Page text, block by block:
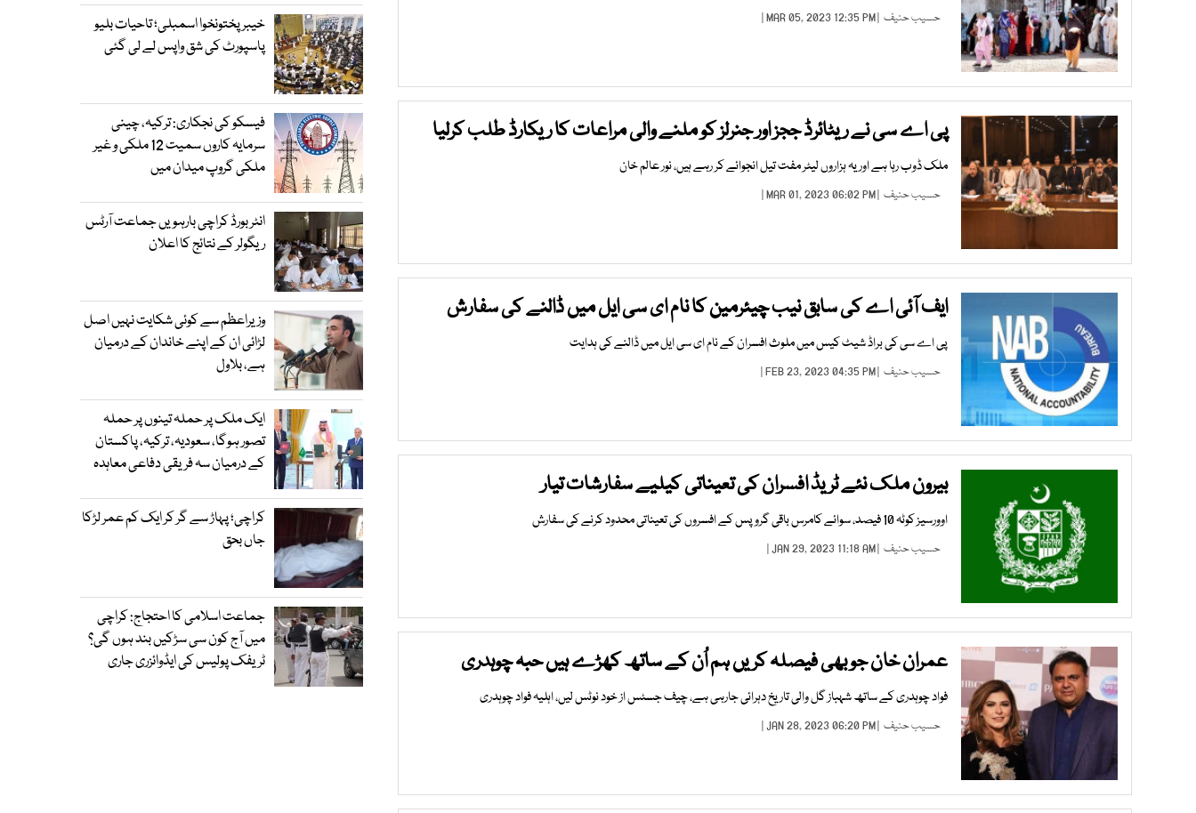
حسیب حنیف | MAR 05, 2023 12:35 PM |
پی اے سی نے ریٹائرڈ ججز اور جنرلز کو ملنے والی مراعات کا ریکارڈ طلب کرلیا
ملک ڈوب رہا ہے اور یہ ہزاروں لیٹر مفت تیل انجوائے کر رہے ہیں، نور عالم خان
حسیب حنیف | MAR 01, 2023 06:02 PM |
ایف آئی اے کی سابق نیب چیئرمین کا نام ای سی ایل میں ڈالنے کی سفارش
پی اے سی کی براڈ شیٹ کیس میں ملوث افسران کے نام ای سی ایل میں ڈالنے کی ہدایت
حسیب حنیف | FEB 23, 2023 04:35 PM |
بیرون ملک نئے ٹریڈ افسران کی تعیناتی کیلیے سفارشات تیار
اوورسیز کوٹہ 10 فیصد، سوائے کامرس باقی گروپس کے افسروں کی تعیناتی محدود کرنے کی سفارش
حسیب حنیف | JAN 29, 2023 11:18 AM |
عمران خان جو بھی فیصلہ کریں ہم اُن کے ساتھ کھڑے ہیں حبہ چوہدری
فواد چوہدری کے ساتھ شہباز گل والی تاریخ دہرائی جارہی ہے، چیف جسٹس از خود نوٹس لیں، اہلیہ فواد چوہدری
حسیب حنیف | JAN 28, 2023 06:20 PM |
خیبرپختونخوا اسمبلی؛ تاحیات بلیو
پاسپورٹ کی شق واپس لے لی گئی
فیسکو کی نجکاری: ترکیہ، چینی
سرمایہ کاروں سمیت 12 ملکی و غیر
ملکی گروپ میدان میں
انٹر بورڈ کراچی بارہویں جماعت آرٹس
ریگولر کے نتائج کا اعلان
وزیراعظم سے کوئی شکایت نہیں اصل
لڑائی ان کے اپنے خاندان کے درمیان
ہے، بلاول
ایک ملک پر حملہ تینوں پر حملہ
تصور ہوگا، سعودیہ، ترکیہ، پاکستان
کے درمیان سہ فریقی دفاعی معاہدہ
کراچی؛ پہاڑ سے گر کر ایک کم عمر لڑکا
جاں بحق
جماعت اسلامی کا احتجاج: کراچی
میں آج کون سی سڑکیں بند ہوں گی؟
ٹریفک پولیس کی ایڈوائزری جاری